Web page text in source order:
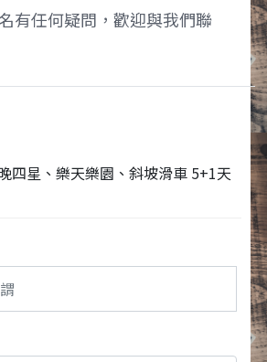
有任何疑問，歡迎與我們聯
四星、樂天樂園、斜坡滑車 5+1天